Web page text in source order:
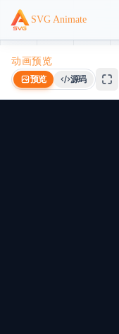
SVG Animate
动画预览
预览 源码